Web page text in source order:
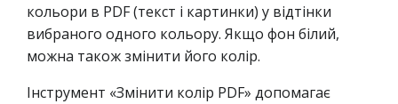
кольори в PDF (текст і картинки) у відтінки
вибраного одного кольору. Якщо фон білий,
можна також змінити його колір.
Інструмент «Змінити колір PDF» допомагає